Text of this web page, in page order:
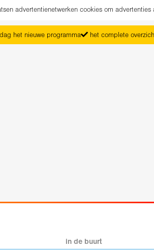
advertentienetwerken cookies om
het nieuwe programma het complete
in de buurt